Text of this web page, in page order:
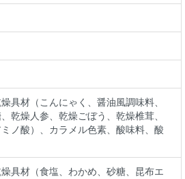
具材（こんにゃく、醤油風調味料、
乾燥人参、乾燥ごぼう、乾燥椎茸、
ノ酸）、カラメル色素、酸味料、酸
具材（食塩、わかめ、砂糖、昆布エ